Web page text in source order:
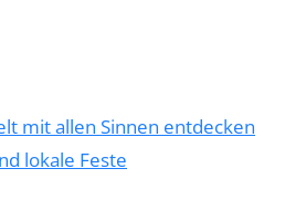
mit allen Sinnen entdecken
lokale Feste